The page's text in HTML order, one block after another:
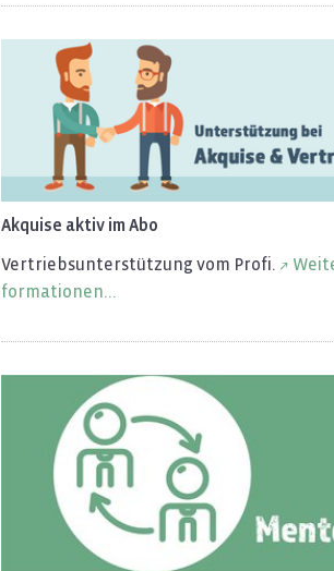
Ak­qui­se aktiv im Abo
Ver­triebs­un­ter­stüt­zung vom Profi.
for­ma­tio­nen...